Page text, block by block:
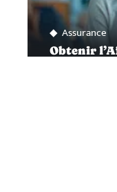
Assurance
Obtenir